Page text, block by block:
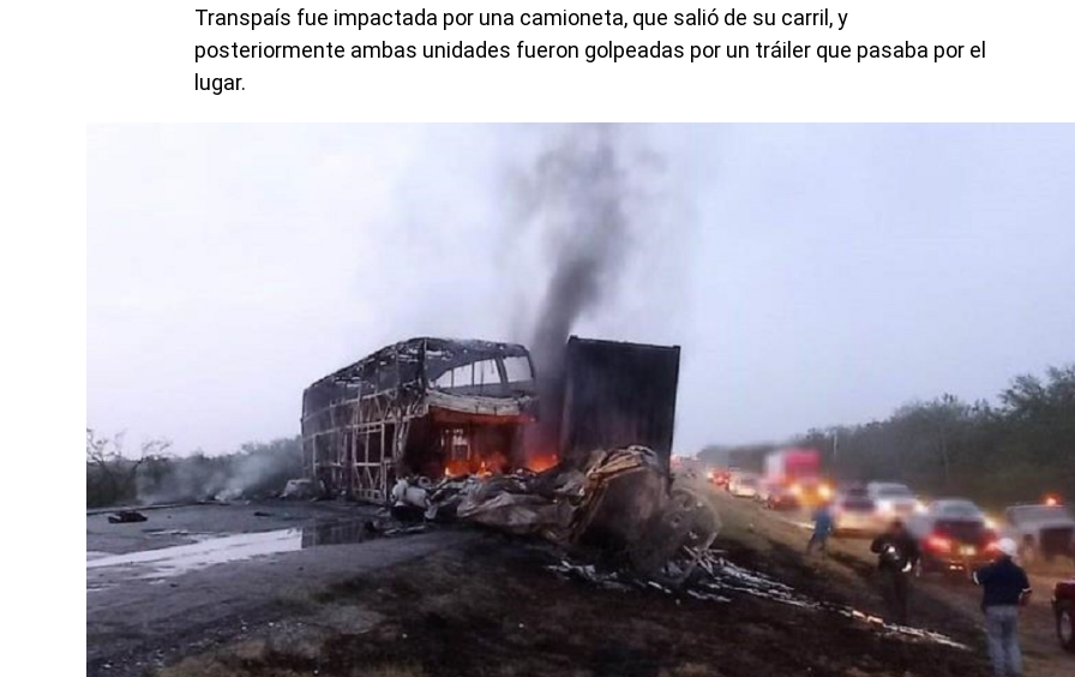
Transpaís fue impactada por una camioneta, que salió de su carril, y
posteriormente ambas unidades fueron golpeadas por un tráiler que pasaba por el
lugar.